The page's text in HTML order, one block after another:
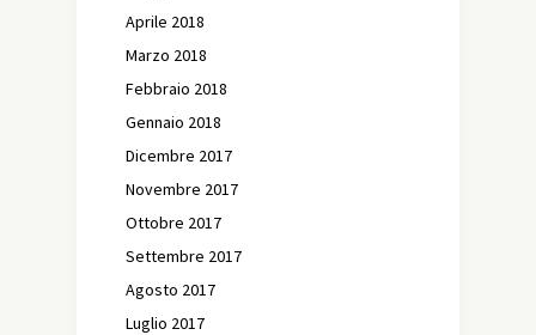
Aprile 2018
Marzo 2018
Febbraio 2018
Gennaio 2018
Dicembre 2017
Novembre 2017
Ottobre 2017
Settembre 2017
Agosto 2017
Luglio 2017